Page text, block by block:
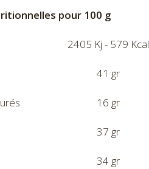
pour 100 g
2405 Kj - 579 Kcal
41 gr
16 gr
37 gr
34 gr